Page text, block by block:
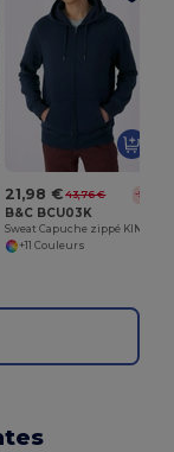
21,98 € 43,76 € -50%
B&C BCU03K
Sweat Capuche zippé KING
+11 Couleurs